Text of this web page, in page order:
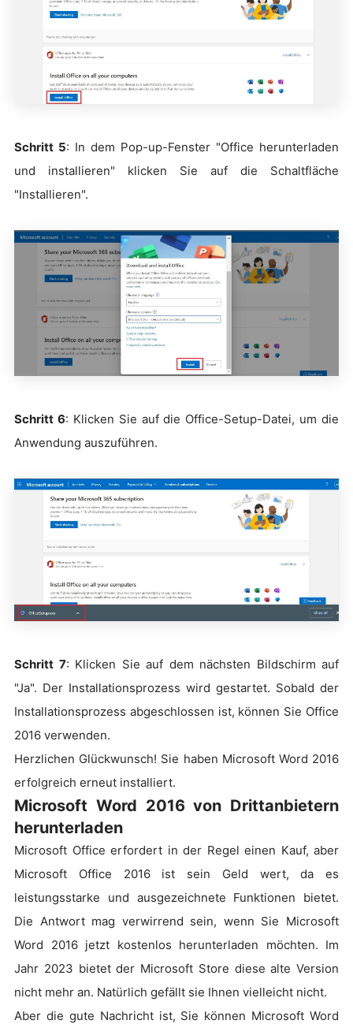
Schritt 5: In dem Pop-up-Fenster "Office herunterladen
und installieren" klicken Sie auf die Schaltfläche
"Installieren".
Schritt 6: Klicken Sie auf die Office-Setup-Datei, um die
Anwendung auszuführen.
Schritt 7: Klicken Sie auf dem nächsten Bildschirm auf
"Ja". Der Installationsprozess wird gestartet. Sobald der
Installationsprozess abgeschlossen ist, können Sie Office
2016 verwenden.
Herzlichen Glückwunsch! Sie haben Microsoft Word 2016
erfolgreich erneut installiert.
Microsoft Word 2016 von Drittanbietern
herunterladen
Microsoft Office erfordert in der Regel einen Kauf, aber
Microsoft Office 2016 ist sein Geld wert, da es
leistungsstarke und ausgezeichnete Funktionen bietet.
Die Antwort mag verwirrend sein, wenn Sie Microsoft
Word 2016 jetzt kostenlos herunterladen möchten. Im
Jahr 2023 bietet der Microsoft Store diese alte Version
nicht mehr an. Natürlich gefällt sie Ihnen vielleicht nicht.
Aber die gute Nachricht ist, Sie können Microsoft Word